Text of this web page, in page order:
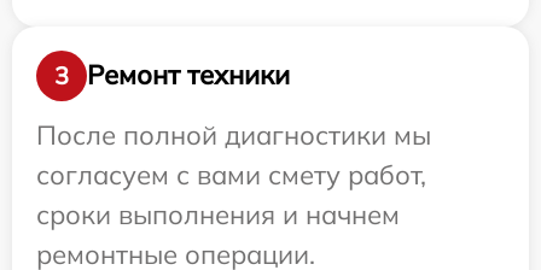
3
Ремонт техники
После полной диагностики мы
согласуем с вами смету работ,
сроки выполнения и начнем
ремонтные операции.